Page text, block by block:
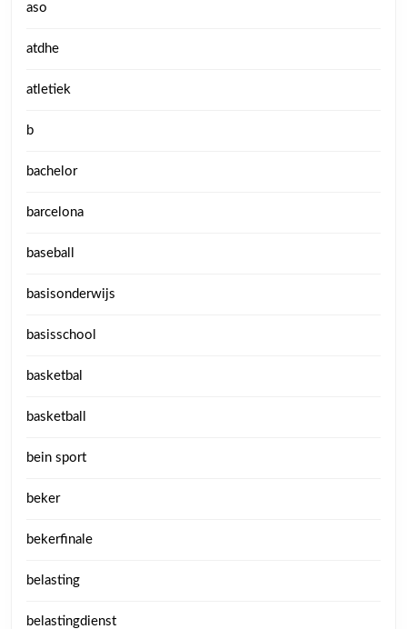
aso
atdhe
atletiek
b
bachelor
barcelona
baseball
basisonderwijs
basisschool
basketbal
basketball
bein sport
beker
bekerfinale
belasting
belastingdienst